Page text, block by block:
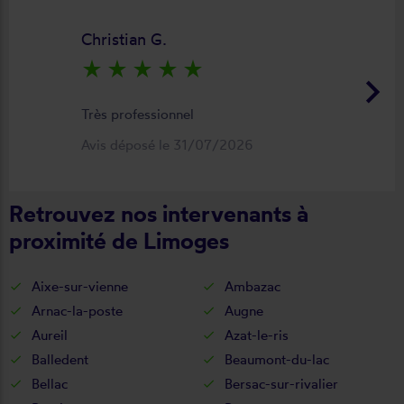
keyboard_arrow_right
Christian G.
star_rate star_rate star_rate star_rate star_rate
Très professionnel
Avis déposé le 31/07/2026
Retrouvez nos intervenants à
proximité de Limoges
Aixe-sur-vienne
Ambazac
Arnac-la-poste
Augne
Aureil
Azat-le-ris
Balledent
Beaumont-du-lac
Bellac
Bersac-sur-rivalier